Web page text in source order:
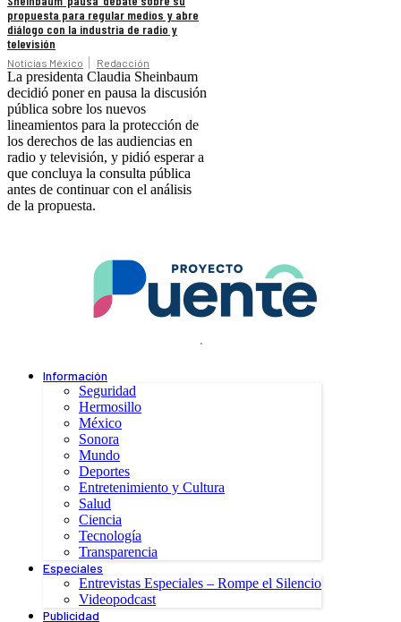
propuesta para regular medios y abre
diálogo con la industria de radio y
televisión
Noticias México Redacción
La presidenta Claudia Sheinbaum
decidió poner en pausa la discusión
pública sobre los nuevos
lineamientos para la protección de
los derechos de las audiencias en
radio y televisión, y pidió esperar a
que concluya la consulta pública
antes de continuar con el análisis
de la propuesta.
.
Información
Seguridad
Hermosillo
México
Sonora
Mundo
Deportes
Entretenimiento y Cultura
Salud
Ciencia
Tecnología
Transparencia
Especiales
Entrevistas Especiales – Rompe el Silencio
Videopodcast
Publicidad